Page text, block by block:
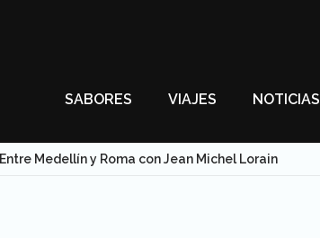
SABORES VIAJES NOTICIAS
Entre Medellín y Roma con Jean Michel Lorain